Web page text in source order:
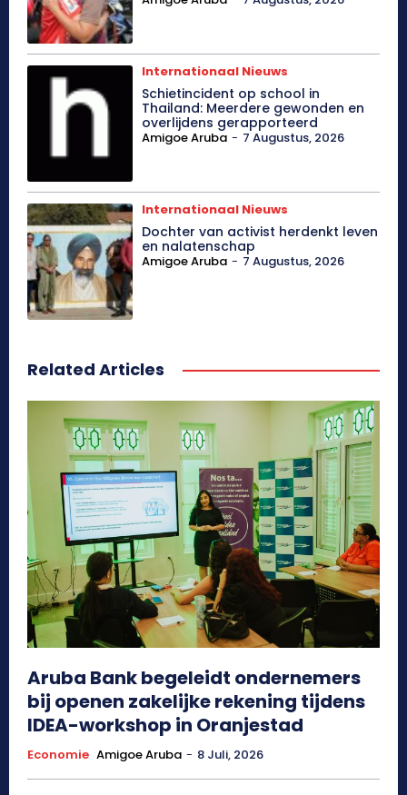
Internationaal Nieuws
Schietincident op school in
Thailand: Meerdere gewonden en
overlijdens gerapporteerd
Amigoe Aruba - 7 Augustus, 2026
Internationaal Nieuws
Dochter van activist herdenkt leven
en nalatenschap
Amigoe Aruba - 7 Augustus, 2026
Related Articles
Aruba Bank begeleidt ondernemers
bij openen zakelijke rekening tijdens
IDEA-workshop in Oranjestad
Economie Amigoe Aruba - 8 Juli, 2026